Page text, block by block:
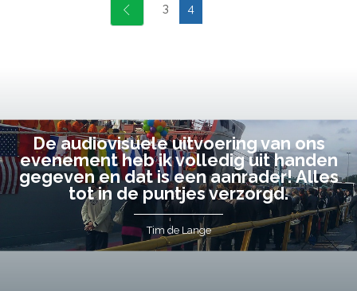
3 4
De audiovisuele uitvoering van ons
evenement heb ik volledig uit handen
gegeven en dat is een aanrader! Alles
tot in de puntjes verzorgd.
Tim de Lange